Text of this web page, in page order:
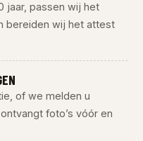
jaar, passen wij het
bereiden wij het attest
of we melden u
foto’s vóór en